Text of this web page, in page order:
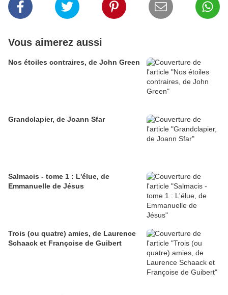
Vous aimerez aussi
Nos étoiles contraires, de John Green
Grandclapier, de Joann Sfar
Salmacis - tome 1 : L'élue, de
Emmanuelle de Jésus
Trois (ou quatre) amies, de Laurence
Schaack et Françoise de Guibert